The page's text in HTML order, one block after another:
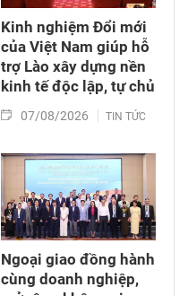
Kinh nghiệm Đổi mới
của Việt Nam giúp hỗ
trợ Lào xây dựng nền
kinh tế độc lập, tự chủ
07/08/2026 TIN TỨC
Ngoại giao đồng hành
cùng doanh nghiệp,